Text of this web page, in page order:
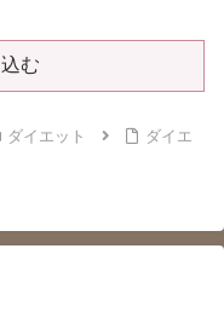
む
ダイエット
ダイエ